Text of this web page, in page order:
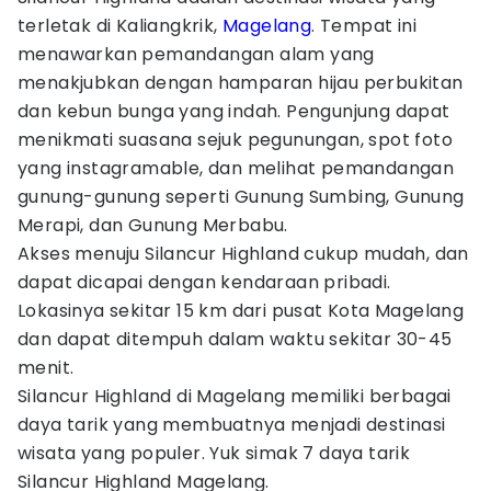
terletak di Kaliangkrik, Magelang. Tempat ini
menawarkan pemandangan alam yang
menakjubkan dengan hamparan hijau perbukitan
dan kebun bunga yang indah. Pengunjung dapat
menikmati suasana sejuk pegunungan, spot foto
yang instagramable, dan melihat pemandangan
gunung-gunung seperti Gunung Sumbing, Gunung
Merapi, dan Gunung Merbabu.
Akses menuju Silancur Highland cukup mudah, dan
dapat dicapai dengan kendaraan pribadi.
Lokasinya sekitar 15 km dari pusat Kota Magelang
dan dapat ditempuh dalam waktu sekitar 30-45
menit.
Silancur Highland di Magelang memiliki berbagai
daya tarik yang membuatnya menjadi destinasi
wisata yang populer. Yuk simak 7 daya tarik
Silancur Highland Magelang.